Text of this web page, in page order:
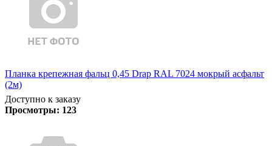
Планка крепежная фальц 0,45 Drap RAL 7024 мокрый асфальт
(2м)
Доступно к заказу
Просмотры: 123